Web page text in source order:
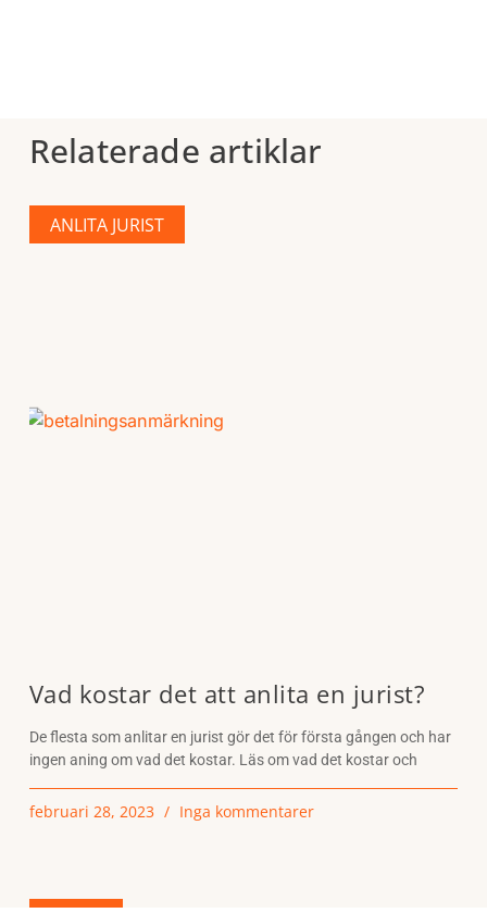
Relaterade artiklar
ANLITA JURIST
Vad kostar det att anlita en jurist?
De flesta som anlitar en jurist gör det för första gången och har
ingen aning om vad det kostar. Läs om vad det kostar och
februari 28, 2023 Inga kommentarer